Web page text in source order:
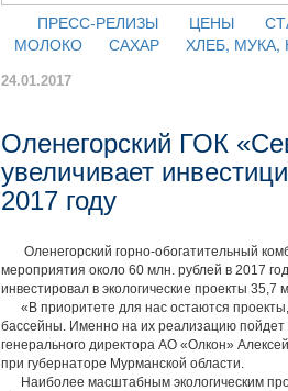
ПРЕСС-РЕЛИЗЫ ЦЕНЫ
МОЛОКО САХАР ХЛЕБ, МУКА,
24.01.2017
Оленегорский ГОК
увеличивает
2017 году
Оленегорский горно-обогатительный
мероприятия около 60 млн. рублей в 2017
инвестировал в экологические проекты 35,7
«В приоритете для нас остаются
бассейны. Именно на их реализацию
генерального директора АО «Олкон»
при губернаторе Мурманской области.
Наиболее масштабным экологическим